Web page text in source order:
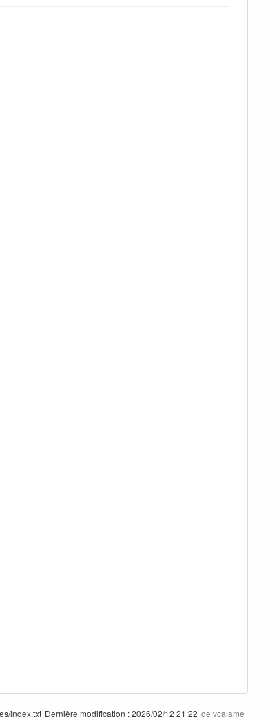
index.txt Dernière modification :2026/02/12 21:22 de vcalame